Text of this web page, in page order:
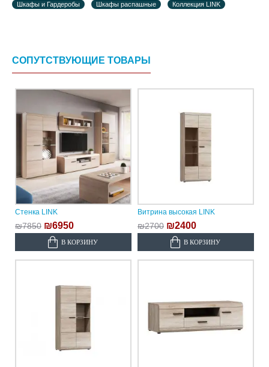
Шкафы и Гардеробы
Шкафы распашные Коллекция LINK
СОПУТСТВУЮЩИЕ ТОВАРЫ
Стенка LINK
₪7850 ₪6950
В КОРЗИНУ
Витрина высокая LINK
₪2700 ₪2400
В КОРЗИНУ